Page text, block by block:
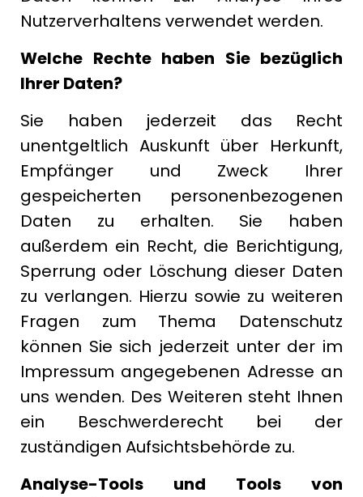
Nutzerverhaltens verwendet werden.
Welche Rechte haben Sie bezüglich
Ihrer Daten?
Sie haben jederzeit das Recht
unentgeltlich Auskunft über Herkunft,
Empfänger und Zweck Ihrer
gespeicherten personenbezogenen
Daten zu erhalten. Sie haben
außerdem ein Recht, die Berichtigung,
Sperrung oder Löschung dieser Daten
zu verlangen. Hierzu sowie zu weiteren
Fragen zum Thema Datenschutz
können Sie sich jederzeit unter der im
Impressum angegebenen Adresse an
uns wenden. Des Weiteren steht Ihnen
ein Beschwerderecht bei der
zuständigen Aufsichtsbehörde zu.
Analyse-Tools und Tools von